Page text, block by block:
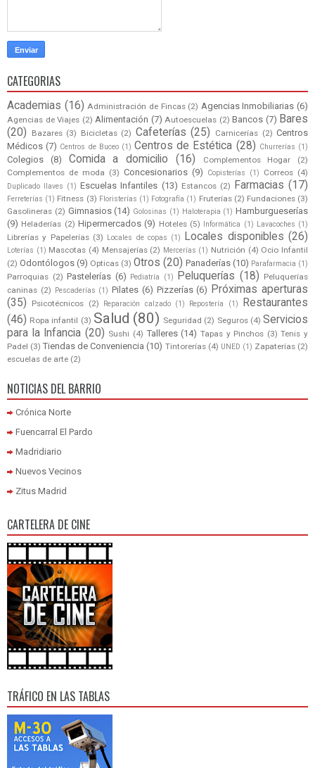
CATEGORIAS
Academias (16) Administración de Fincas (2) Agencias Inmobiliarias (6)
Agencias de Viajes (2) Alimentación (7) Autoescuelas (2) Bancos (7) Bares
(20)
Bazares (3) Bicicletas (2) Cafeterías (25) Carnicerías (2) Centros
Médicos (7) Centros de Buceo (1) Centros de Estética (28) Churrerías (1)
Colegios (8) Comida a domicilio (16) Complementos Hogar
(2)
Complementos de moda (3) Concesionarios (9) Copisterías (1) Correos (4)
Duplicado llaves (1) Escuelas Infantiles (13) Estancos (2) Farmacias (17)
Ferreterías (1) Fitness (3) Floristerías (1) Fotografía (1) Fruterías (2) Fundaciones (3)
Gasolineras (2) Gimnasios (14) Golosinas (1) Haloterapia (1) Hamburgueserías
(9) Heladerías (2) Hipermercados (9) Hoteles (5) Informática (1) Lavacoches (1)
Librerías y Papelerías (3) Locales de copas (1) Locales disponibles (26)
Loterías (1) Mascotas (4) Mensajerías (2) Mercerías (1) Nutrición (4) Ocio Infantil
(2) Odontólogos (9) Opticas (3) Otros (20) Panaderías (10) Parafarmacia (1)
Parroquias (2) Pastelerías (6) Pediatría (1) Peluquerías (18) Peluquerías
caninas (2) Pescaderías (1) Pilates (6) Pizzerías (6) Próximas aperturas
(35)
Psicotécnicos (2) Reparación calzado (1) Repostería (1)
Restaurantes
(46) Ropa infantil (3) Salud (80) Seguridad (2) Seguros (4) Servicios
para la Infancia (20) Sushi (4) Talleres (14) Tapas y Pinchos (3) Tenis y
Padel (3) Tiendas de Conveniencia (10) Tintorerías (4) UNED (1) Zapaterías (2)
escuelas de arte (2)
NOTICIAS DEL BARRIO
Crónica Norte
Fuencarral El Pardo
Madridiario
Nuevos Vecinos
Zitus Madrid
CARTELERA DE CINE
TRÁFICO EN LAS TABLAS